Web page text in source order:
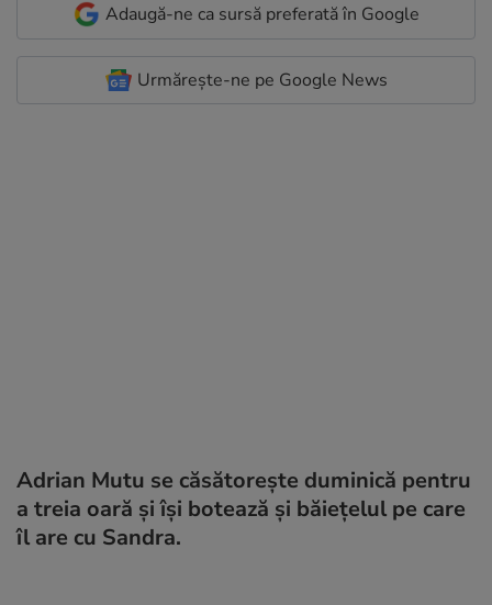
Adaugă-ne ca sursă preferată în Google
Urmărește-ne pe Google News
Adrian Mutu se căsătorește duminică pentru
a treia oară și își botează și băiețelul pe care
îl are cu Sandra.